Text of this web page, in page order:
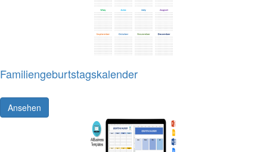
Familiengeburtstagskalender
Ansehen